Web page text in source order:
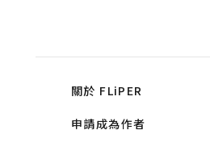
關於 FLiPER
申請成為作者